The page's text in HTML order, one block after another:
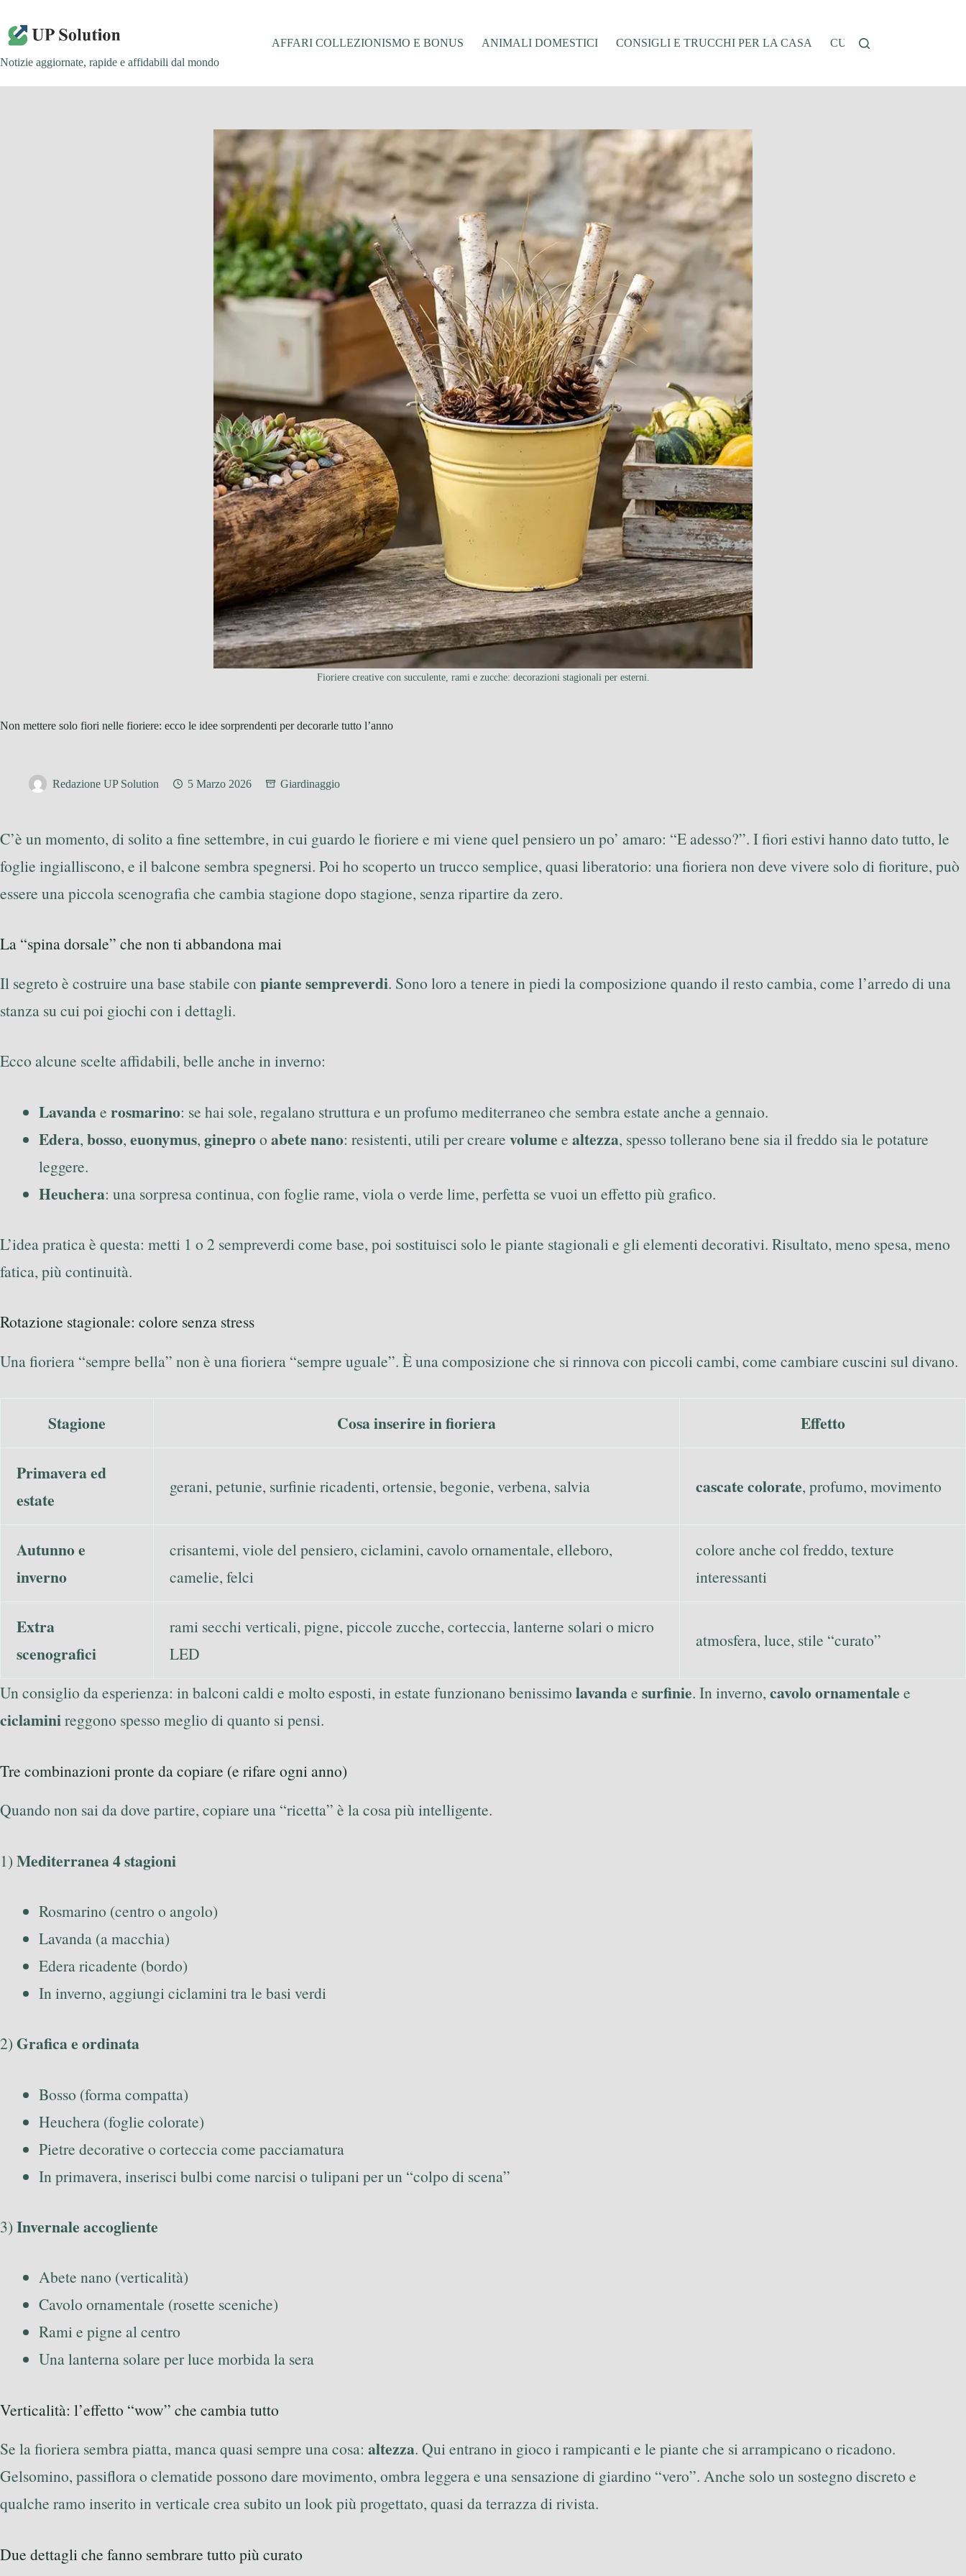
contenuto
Notizie aggiornate, rapide e affidabili dal mondo
AFFARI COLLEZIONISMO E BONUS ANIMALI DOMESTICI CONSIGLI E TRUCCHI PER LA CASA CUCINA E RICETTE
Fioriere creative con succulente, rami e zucche: decorazioni stagionali per esterni.
Non mettere solo fiori nelle fioriere: ecco le idee sorprendenti per decorarle tutto l’anno
Redazione UP Solution 5 Marzo 2026 Giardinaggio
C’è un momento, di solito a fine settembre, in cui guardo le fioriere e mi viene quel pensiero un po’ amaro: “E adesso?”. I fiori estivi hanno dato tutto, le
foglie ingialliscono, e il balcone sembra spegnersi. Poi ho scoperto un trucco semplice, quasi liberatorio: una fioriera non deve vivere solo di fioriture, può
essere una piccola scenografia che cambia stagione dopo stagione, senza ripartire da zero.
La “spina dorsale” che non ti abbandona mai
Il segreto è costruire una base stabile conpiante sempreverdi. Sono loro a tenere in piedi la composizione quando il resto cambia, come l’arredo di una
stanza su cui poi giochi con i dettagli.
Ecco alcune scelte affidabili, belle anche in inverno:
Lavandae rosmarino: se hai sole, regalano struttura e un profumo mediterraneo che sembra estate anche a gennaio.
Edera, bosso, euonymus, gineproo abete nano: resistenti, utili per creare volume e altezza, spesso tollerano bene sia il freddo sia le potature
leggere.
Heuchera: una sorpresa continua, con foglie rame, viola o verde lime, perfetta se vuoi un effetto più grafico.
L’idea pratica è questa: metti 1 o 2 sempreverdi come base, poi sostituisci solo le piante stagionali e gli elementi decorativi. Risultato, meno spesa, meno
fatica, più continuità.
Rotazione stagionale: colore senza stress
Una fioriera “sempre bella” non è una fioriera “sempre uguale”. È una composizione che si rinnova con piccoli cambi, come cambiare cuscini sul divano.
Stagione Cosa inserire in fioriera Effetto
Primavera ed
estate
gerani, petunie, surfinie ricadenti, ortensie, begonie, verbena, salvia cascate colorate, profumo, movimento
Autunno e
inverno
crisantemi, viole del pensiero, ciclamini, cavolo ornamentale, elleboro,
camelie, felci
colore anche col freddo, texture
interessanti
Extra
scenografici
rami secchi verticali, pigne, piccole zucche, corteccia, lanterne solari o micro
LED
atmosfera, luce, stile “curato”
Un consiglio da esperienza: in balconi caldi e molto esposti, in estate funzionano benissimo lavandae surfinie. In inverno, cavolo ornamentale e
ciclaminireggono spesso meglio di quanto si pensi.
Tre combinazioni pronte da copiare (e rifare ogni anno)
Quando non sai da dove partire, copiare una “ricetta” è la cosa più intelligente.
1) Mediterranea 4 stagioni
Rosmarino (centro o angolo)
Lavanda (a macchia)
Edera ricadente (bordo)
In inverno, aggiungi ciclamini tra le basi verdi
2) Grafica e ordinata
Bosso (forma compatta)
Heuchera (foglie colorate)
Pietre decorative o corteccia come pacciamatura
In primavera, inserisci bulbi come narcisi o tulipani per un “colpo di scena”
3) Invernale accogliente
Abete nano (verticalità)
Cavolo ornamentale (rosette sceniche)
Rami e pigne al centro
Una lanterna solare per luce morbida la sera
Verticalità: l’effetto “wow” che cambia tutto
Se la fioriera sembra piatta, manca quasi sempre una cosa: altezza. Qui entrano in gioco i rampicanti e le piante che si arrampicano o ricadono.
Gelsomino, passiflora o clematide possono dare movimento, ombra leggera e una sensazione di giardino “vero”. Anche solo un sostegno discreto e
qualche ramo inserito in verticale crea subito un look più progettato, quasi da terrazza di rivista.
Due dettagli che fanno sembrare tutto più curato